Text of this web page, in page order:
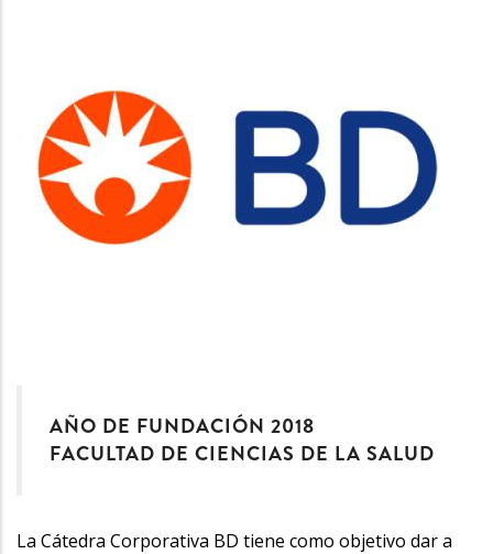
AÑO DE FUNDACIÓN 2018
FACULTAD DE CIENCIAS DE LA SALUD
La Cátedra Corporativa BD tiene como objetivo dar a